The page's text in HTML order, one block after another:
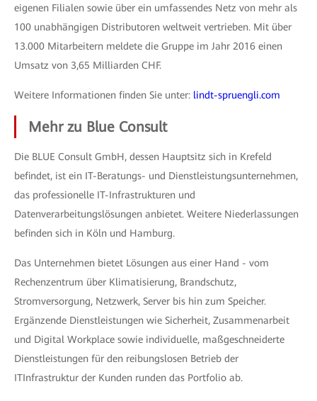
eigenen Filialen sowie über ein umfassendes Netz von mehr als
100 unabhängigen Distributoren weltweit vertrieben. Mit über
13.000 Mitarbeitern meldete die Gruppe im Jahr 2016 einen
Umsatz von 3,65 Milliarden CHF.
Weitere Informationen finden Sie unter: lindt-spruengli.com
Mehr zu Blue Consult
Die BLUE Consult GmbH, dessen Hauptsitz sich in Krefeld
befindet, ist ein IT-Beratungs- und Dienstleistungsunternehmen,
das professionelle IT-Infrastrukturen und
Datenverarbeitungslösungen anbietet. Weitere Niederlassungen
befinden sich in Köln und Hamburg.
Das Unternehmen bietet Lösungen aus einer Hand - vom
Rechenzentrum über Klimatisierung, Brandschutz,
Stromversorgung, Netzwerk, Server bis hin zum Speicher.
Ergänzende Dienstleistungen wie Sicherheit, Zusammenarbeit
und Digital Workplace sowie individuelle, maßgeschneiderte
Dienstleistungen für den reibungslosen Betrieb der
ITInfrastruktur der Kunden runden das Portfolio ab.